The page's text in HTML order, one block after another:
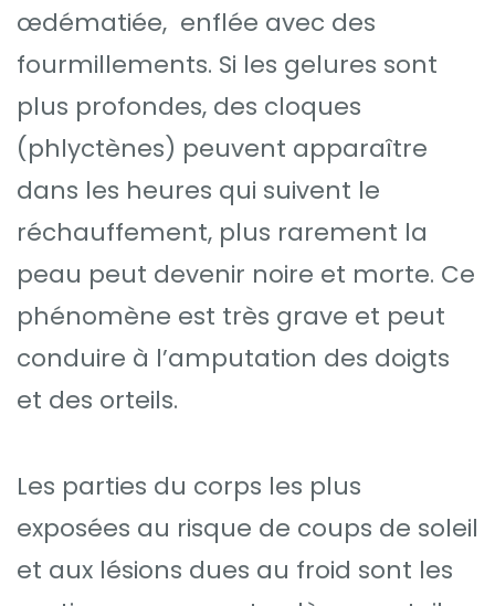
œdématiée, enflée avec des
fourmillements. Si les gelures sont
plus profondes, des cloques
(phlyctènes) peuvent apparaître
dans les heures qui suivent le
réchauffement, plus rarement la
peau peut devenir noire et morte. Ce
phénomène est très grave et peut
conduire à l’amputation des doigts
et des orteils.
Les parties du corps les plus
exposées au risque de coups de soleil
et aux lésions dues au froid sont les